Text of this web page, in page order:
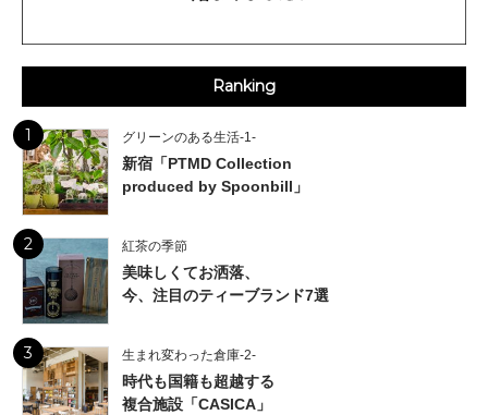
Ranking
1 グリーンのある生活-1-
新宿「PTMD Collection
produced by Spoonbill」
2 紅茶の季節
美味しくてお洒落、
今、注目のティーブランド7選
3 生まれ変わった倉庫-2-
時代も国籍も超越する
複合施設「CASICA」